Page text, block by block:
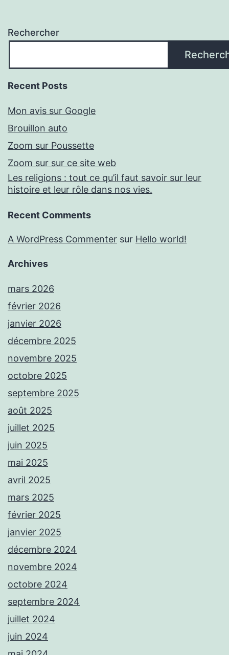
Rechercher
Recent Posts
Mon avis sur Google
Brouillon auto
Zoom sur Poussette
Zoom sur sur ce site web
Les religions : tout ce qu’il faut savoir sur leur
histoire et leur rôle dans nos vies.
Recent Comments
A WordPress Commenter sur Hello world!
Archives
mars 2026
février 2026
janvier 2026
décembre 2025
novembre 2025
octobre 2025
septembre 2025
août 2025
juillet 2025
juin 2025
mai 2025
avril 2025
mars 2025
février 2025
janvier 2025
décembre 2024
novembre 2024
octobre 2024
septembre 2024
juillet 2024
juin 2024